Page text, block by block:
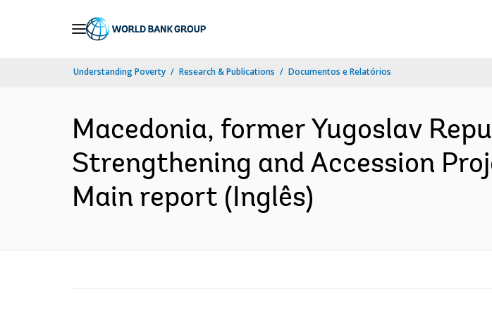
Understanding Poverty Research & Publications Documentos e Relatórios
Macedonia, former Yugoslav
Strengthening and Accession
Main report (Inglês)